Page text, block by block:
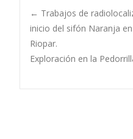
de
← Trabajos de
inicio del sifón Naranja
Riopar.
Exploración en la